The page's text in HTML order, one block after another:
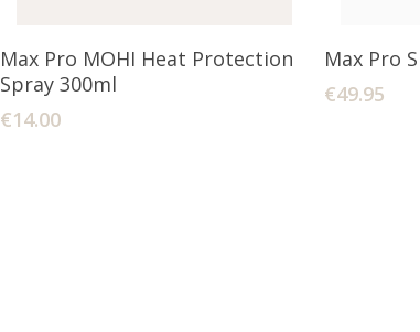
Toevoegen Aan Winkelwagen
Max Pro MOHI Heat Protection
Spray 300ml
€14.00
Max Pro
€49.95